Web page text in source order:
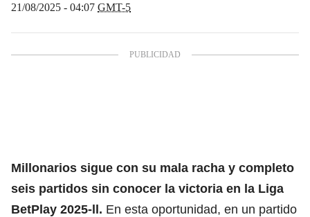
21/08/2025 - 04:07 GMT-5
Millonarios sigue con su mala racha y completo
seis partidos sin conocer la victoria en la Liga
BetPlay 2025-ll. En esta oportunidad, en un partido